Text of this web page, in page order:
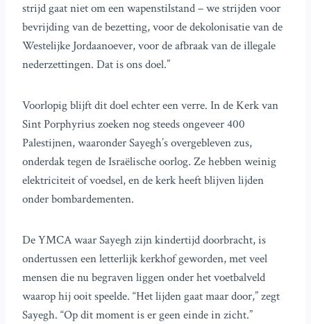
strijd gaat niet om een wapenstilstand – we strijden voor
bevrijding van de bezetting, voor de dekolonisatie van de
Westelijke Jordaanoever, voor de afbraak van de illegale
nederzettingen. Dat is ons doel.”
Voorlopig blijft dit doel echter een verre. In de Kerk van
Sint Porphyrius zoeken nog steeds ongeveer 400
Palestijnen, waaronder Sayegh’s overgebleven zus,
onderdak tegen de Israëlische oorlog. Ze hebben weinig
elektriciteit of voedsel, en de kerk heeft blijven lijden
onder bombardementen.
De YMCA waar Sayegh zijn kindertijd doorbracht, is
ondertussen een letterlijk kerkhof geworden, met veel
mensen die nu begraven liggen onder het voetbalveld
waarop hij ooit speelde. “Het lijden gaat maar door,” zegt
Sayegh. “Op dit moment is er geen einde in zicht.”